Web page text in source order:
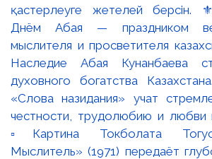
қастерлеуге жетелей берсін.
Днём Абая — праздником
мыслителя и просветителя
Наследие Абая Кунанбаева
духовного богатства
«Слова назидания» учат
честности, трудолюбию и любви
▫️Картина Токболата
Мыслитель» (1971) передаёт